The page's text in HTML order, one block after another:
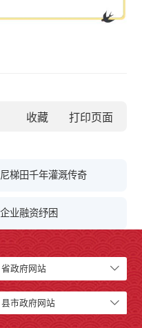
收藏
梯田千年灌溉传奇
业融资纾困
省政府网站
县市政府网站